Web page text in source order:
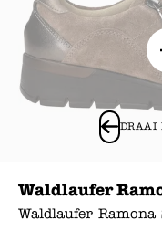
DRAAI
Waldlaufer
Waldlaufer Ramona